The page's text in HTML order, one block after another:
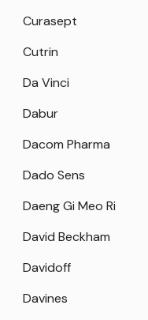
Curasept
Cutrin
Da Vinci
Dabur
Dacom Pharma
Dado Sens
Daeng Gi Meo Ri
David Beckham
Davidoff
Davines